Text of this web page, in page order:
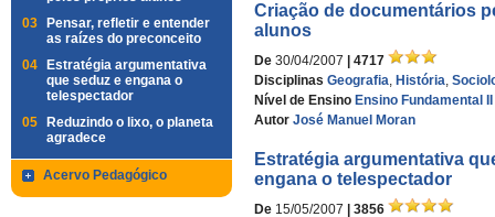
03
Pensar, refletir e entender
as raízes do preconceito
04
Estratégia argumentativa
que seduz e engana o
telespectador
05
Reduzindo o lixo, o planeta
agradece
Acervo Pedagógico
Criação de documentários
alunos
De 30/04/2007
| 4717
Disciplinas Geografia, História,
Nível de Ensino Ensino Fundamental II
Autor José Manuel Moran
Estratégia argumentativa
engana o telespectador
De 15/05/2007
| 3856